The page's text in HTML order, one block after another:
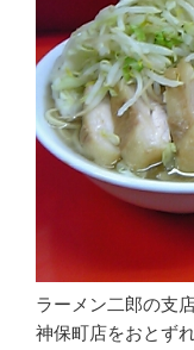
ラーメン二郎の支
神保町店をおとず